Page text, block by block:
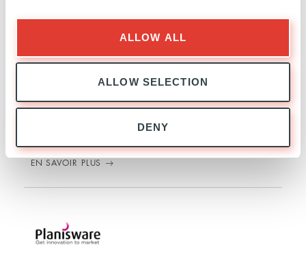
ALLOW ALL
ALLOW SELECTION
DENY
INVESTISSEMENT18 MARS 2019
EN SAVOIR PLUS